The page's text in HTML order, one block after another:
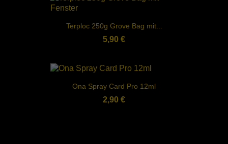
Terploc 250g Grove Bag mit...
5,90 €
Ona Spray Card Pro 12ml
2,90 €